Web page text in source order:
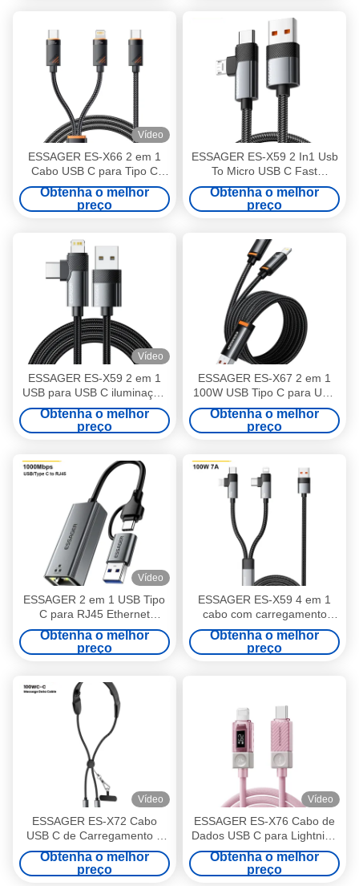
Vídeo
ESSAGER ES-X66 2 em 1
Cabo USB C para Tipo C
Cable de carregamento de
dados de iluminação
Obtenha o melhor
preço
ESSAGER ES-X59 2 In1 Usb
To Micro USB C Fast
Charging Cables 7A Pd
100W
Obtenha o melhor
preço
Vídeo
ESSAGER ES-X59 2 em 1
USB para USB C iluminação
carregamento rápido
telefone cabo de dados
Obtenha o melhor
preço
ESSAGER ES-X67 2 em 1
100W USB Tipo C para USB
Tipo C Cable de dados de
iluminação
Obtenha o melhor
preço
Vídeo
ESSAGER 2 em 1 USB Tipo
C para RJ45 Ethernet
Adaptador 1000Mbps
Obtenha o melhor
preço
ESSAGER ES-X59 4 em 1
cabo com carregamento
rápido de 100W 7A de alta
corrente e USB 2.0
Transferência de dados de
Obtenha o melhor
preço
Vídeo
ESSAGER ES-X72 Cabo
USB C de Carregamento e
Massagem 2 em 1 5A PD
100W Carregador Tipo C
para Tipo C
Obtenha o melhor
preço
Vídeo
ESSAGER ES-X76 Cabo de
Dados USB C para Lightning
Pd 29W com Display Digital 3
Pés 6 Pés
Obtenha o melhor
preço